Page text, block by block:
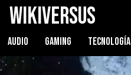
WikiVersus
AUDIO GAMING TECNOLOGÍA